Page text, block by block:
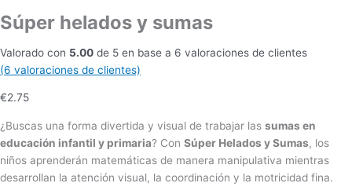
Súper helados y sumas
Valorado con 5.00 de 5 en base a 6 valoraciones de clientes
(6 valoraciones de clientes)
€2.75
¿Buscas una forma divertida y visual de trabajar las sumas en
educación infantil y primaria? Con Súper Helados y Sumas, los
niños aprenderán matemáticas de manera manipulativa mientras
desarrollan la atención visual, la coordinación y la motricidad fina.